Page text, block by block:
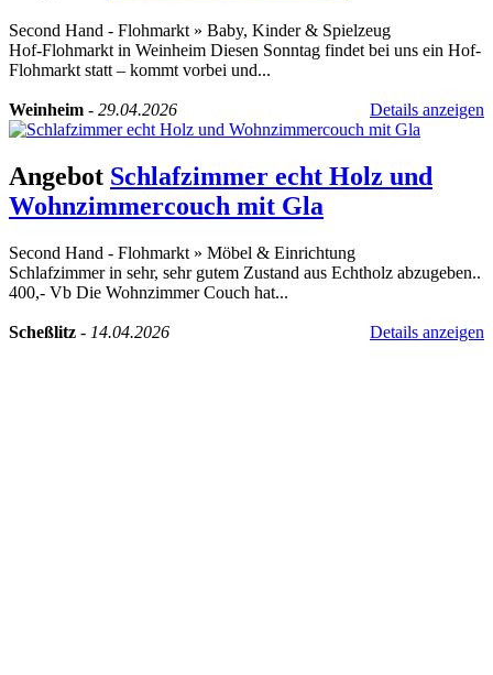
Second Hand - Flohmarkt » Baby, Kinder & Spielzeug
Hof-Flohmarkt in Weinheim Diesen Sonntag findet bei uns ein Hof-
Flohmarkt statt – kommt vorbei und...
Weinheim - 29.04.2026 Details anzeigen
Angebot Schlafzimmer echt Holz und
Wohnzimmercouch mit Gla
Second Hand - Flohmarkt » Möbel & Einrichtung
Schlafzimmer in sehr, sehr gutem Zustand aus Echtholz abzugeben..
400,- Vb Die Wohnzimmer Couch hat...
Scheßlitz - 14.04.2026 Details anzeigen